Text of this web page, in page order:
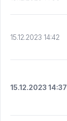
15.12.2023 14:42
15.12.2023 14:37